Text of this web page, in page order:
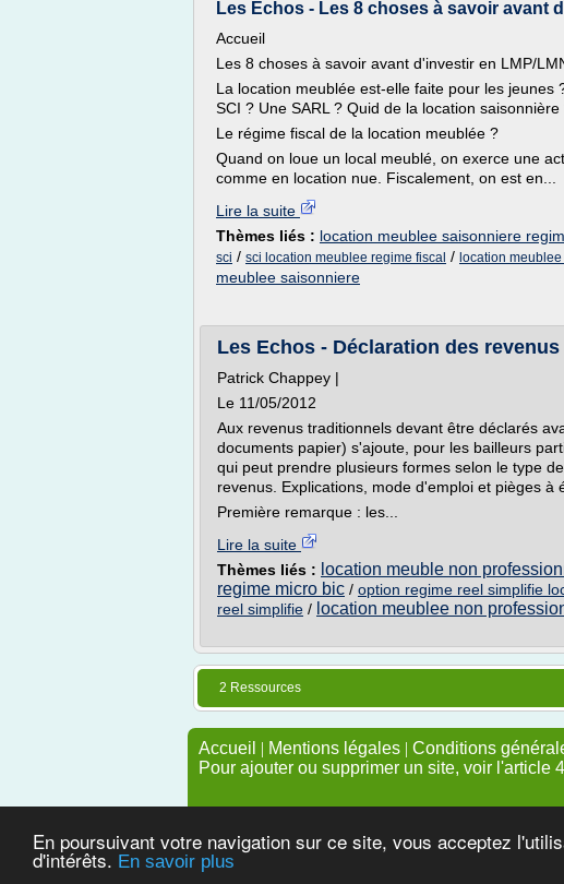
En poursuivant votre navigation sur ce site, vous acceptez
d'intérêts. En savoir plus
Les Echos - Les 8 choses à savoir avant
Accueil
Les 8 choses à savoir avant d'investir en LMP/
La location meublée est-elle faite pour les
SCI ? Une SARL ? Quid de la location saisonnière
Le régime fiscal de la location meublée ?
Quand on loue un local meublé, on exerce une
comme en location nue. Fiscalement, on est en...
Lire la suite
Thèmes liés : location meublee saisonniere
sci / sci location meublee regime fiscal / location
meublee saisonniere
Les Echos - Déclaration des
Patrick Chappey |
Le 11/05/2012
Aux revenus traditionnels devant être déclarés
documents papier) s'ajoute, pour les bailleurs
qui peut prendre plusieurs formes selon le type
revenus. Explications, mode d'emploi et pièges à
Première remarque : les...
Lire la suite
Thèmes liés : location meuble non
regime micro bic / option regime reel simplifie
reel simplifie / location meublee non
2 Ressources
Accueil | Mentions légales | Conditions
Pour ajouter ou supprimer un site, voir l'article